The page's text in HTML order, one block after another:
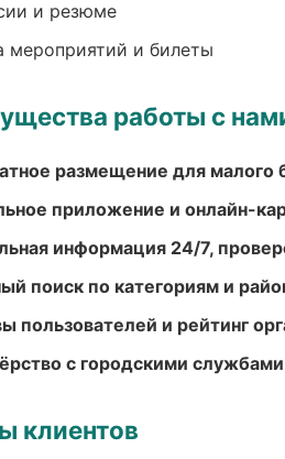
и резюме
мероприятий и билеты
работы с
размещение для малого
приложение и онлайн-
информация 24/7,
поиск по категориям и
пользователей и рейтинг
с городскими службами
клиентов